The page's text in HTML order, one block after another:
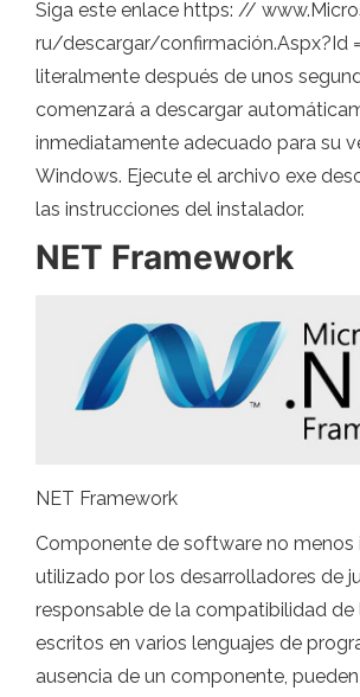
Siga este enlace https: //
ru/descargar/confirmación.Aspx?Id
literalmente después de unos
comenzará a descargar
inmediatamente adecuado para su
Windows. Ejecute el archivo exe
las instrucciones del instalador.
NET Framework
NET Framework
Componente de software no
utilizado por los desarrolladores de
responsable de la compatibilidad de
escritos en varios lenguajes de
ausencia de un componente,